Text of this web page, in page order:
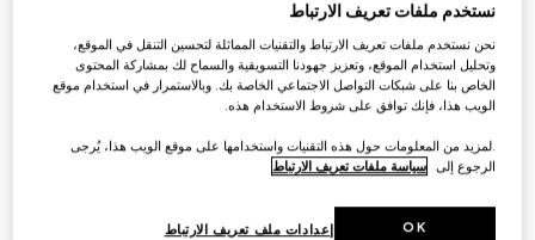
التخصيص بالأحرف الأولى
محفظة GG Emblem مع حزام من الجلد
€ 1.425
نستخدم ملفات تعريف الارتباط
نحن نستخدم ملفات تعريف الارتباط والتقنيات المماثلة لتحسين التنقل في الموقع،
وتحليل استخدام الموقع، وتعزيز جهودنا التسويقية والسماح لك بمشاركة المحتوى
الخاص بنا على شبكات التواصل الاجتماعي الخاصة بك. وبالاستمرار في استخدام موقع
الويب هذا، فإنك توافق على شروط الاستخدام هذه.
.لمزيد من المعلومات حول هذه التقنيات واستخدامها على موقع الويب هذا، يُرجى
الرجوع إلى سياسة ملفات تعريف الارتباط
إعدادات ملف تعريف الارتباط OK